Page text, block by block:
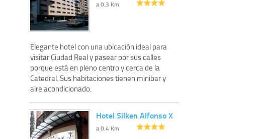
a 0.3 Km
Elegante hotel con una ubicación ideal para
visitar Ciudad Real y pasear por sus calles
porque está en pleno centro y cerca de la
Catedral. Sus habitaciones tienen minibar y
aire acondicionado.
Hotel Silken Alfonso X
a 0.4 Km